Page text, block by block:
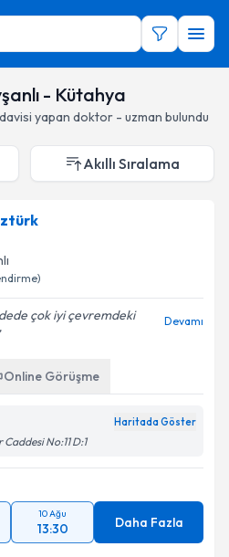
- Kütahya
yapan doktor - uzman bulundu
Akıllı Sıralama
çok iyi çevremdeki
Devamı
Online Görüşme
Haritada Göster
No:11 D:1
10 Ağu
13:30 Daha Fazla